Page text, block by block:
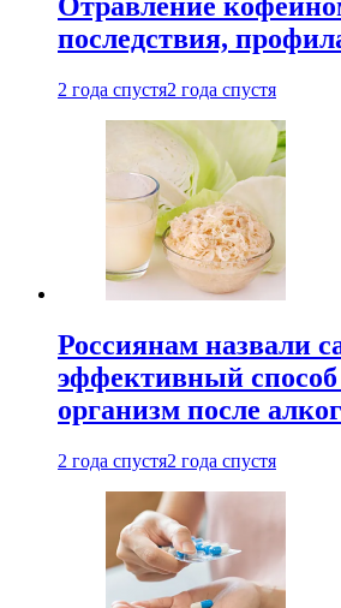
последствия,
2 года спустя2 года спустя
Россиянам назвали
эффективный способ
организм после
2 года спустя2 года спустя